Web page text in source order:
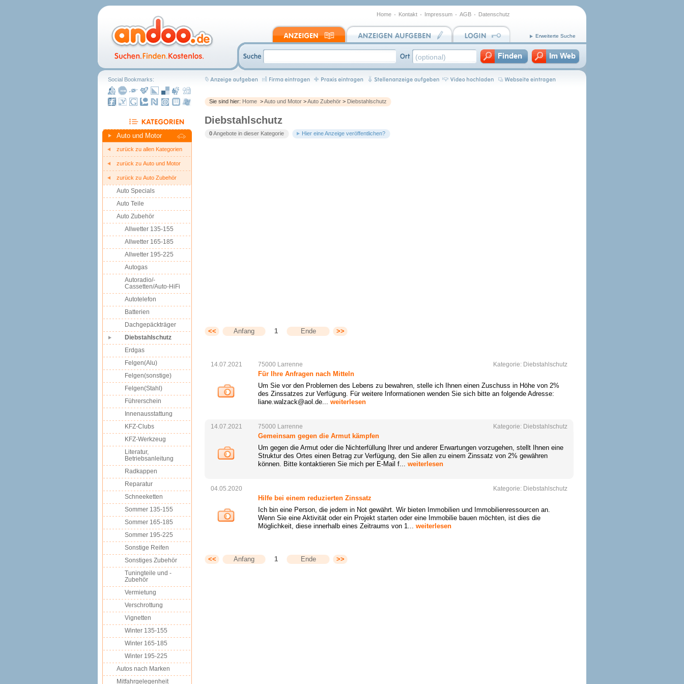
Home Kontakt Impressum AGB Datenschutz
Erweiterte Suche
Sie sind hier: Home >Auto und Motor >Auto Zubehör > Diebstahlschutz
Diebstahlschutz
0Angebote in dieser Kategorie Hier eine Anzeige veröffentlichen?
<< Anfang 1 Ende >>
14.07.2021 75000 Larrenne Kategorie: Diebstahlschutz
Für Ihre Anfragen nach Mitteln
Um Sie vor den Problemen des Lebens zu bewahren, stelle ich Ihnen einen Zuschuss in Höhe von 2%
des Zinssatzes zur Verfügung. Für weitere Informationen wenden Sie sich bitte an folgende Adresse:
liane.walzack@aol.de... weiterlesen
14.07.2021 75000 Larrenne Kategorie: Diebstahlschutz
Gemeinsam gegen die Armut kämpfen
Um gegen die Armut oder die Nichterfüllung Ihrer und anderer Erwartungen vorzugehen, stellt Ihnen eine
Struktur des Ortes einen Betrag zur Verfügung, den Sie allen zu einem Zinssatz von 2% gewähren
können. Bitte kontaktieren Sie mich per E-Mail f... weiterlesen
04.05.2020 Kategorie: Diebstahlschutz
Hilfe bei einem reduzierten Zinssatz
Ich bin eine Person, die jedem in Not gewährt. Wir bieten Immobilien und Immobilienressourcen an.
Wenn Sie eine Aktivität oder ein Projekt starten oder eine Immobilie bauen möchten, ist dies die
Möglichkeit, diese innerhalb eines Zeitraums von 1... weiterlesen
<< Anfang 1 Ende >>
Social Bookmarks:
Auto und Motor
zurück zu allen Kategorien
zurück zu Auto und Motor
zurück zu Auto Zubehör
Auto Specials
Auto Teile
Auto Zubehör
Allwetter 135-155
Allwetter 165-185
Allwetter 195-225
Autogas
Autoradio/-
Cassetten/Auto-HiFi
Autotelefon
Batterien
Dachgepäckträger
Diebstahlschutz
Erdgas
Felgen(Alu)
Felgen(sonstige)
Felgen(Stahl)
Führerschein
Innenausstattung
KFZ-Clubs
KFZ-Werkzeug
Literatur,
Betriebsanleitung
Radkappen
Reparatur
Schneeketten
Sommer 135-155
Sommer 165-185
Sommer 195-225
Sonstige Reifen
Sonstiges Zubehör
Tuningteile und -
Zubehör
Vermietung
Verschrottung
Vignetten
Winter 135-155
Winter 165-185
Winter 195-225
Autos nach Marken
Mitfahrgelegenheit